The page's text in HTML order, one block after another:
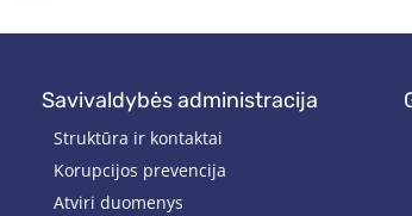
savivaldybės administracija
Struktūra ir kontaktai
Korupcijos prevencija
Atviri duomenys